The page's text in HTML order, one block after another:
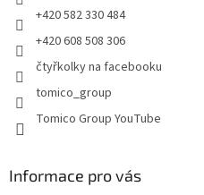
+420 582 330 484
+420 608 508 306
čtyřkolky na facebooku
tomico_group
Tomico Group YouTube
Informace pro vás